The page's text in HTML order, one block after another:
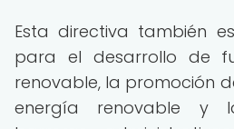
Esta directiva también
para el desarrollo de
renovable, la promoción
energía renovable y